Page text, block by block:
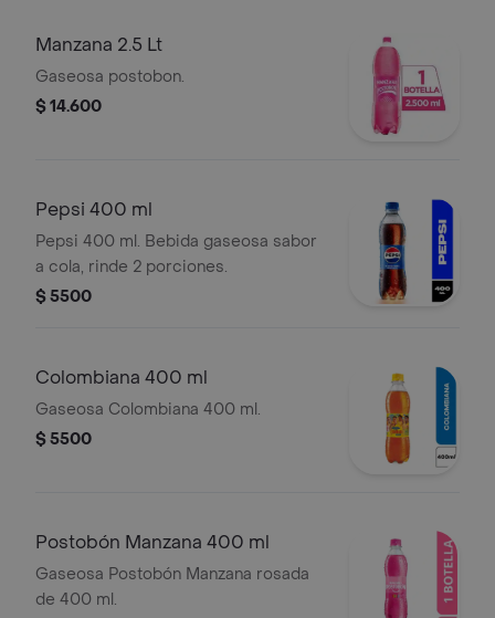
Manzana 2.5 Lt
Gaseosa postobon.
$ 14.600
Pepsi 400 ml
Pepsi 400 ml. Bebida gaseosa sabor
a cola, rinde 2 porciones.
$ 5500
Colombiana 400 ml
Gaseosa Colombiana 400 ml.
$ 5500
Postobón Manzana 400 ml
Gaseosa Postobón Manzana rosada
de 400 ml.